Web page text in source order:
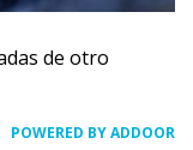
de otro
POWERED BY ADDOOR